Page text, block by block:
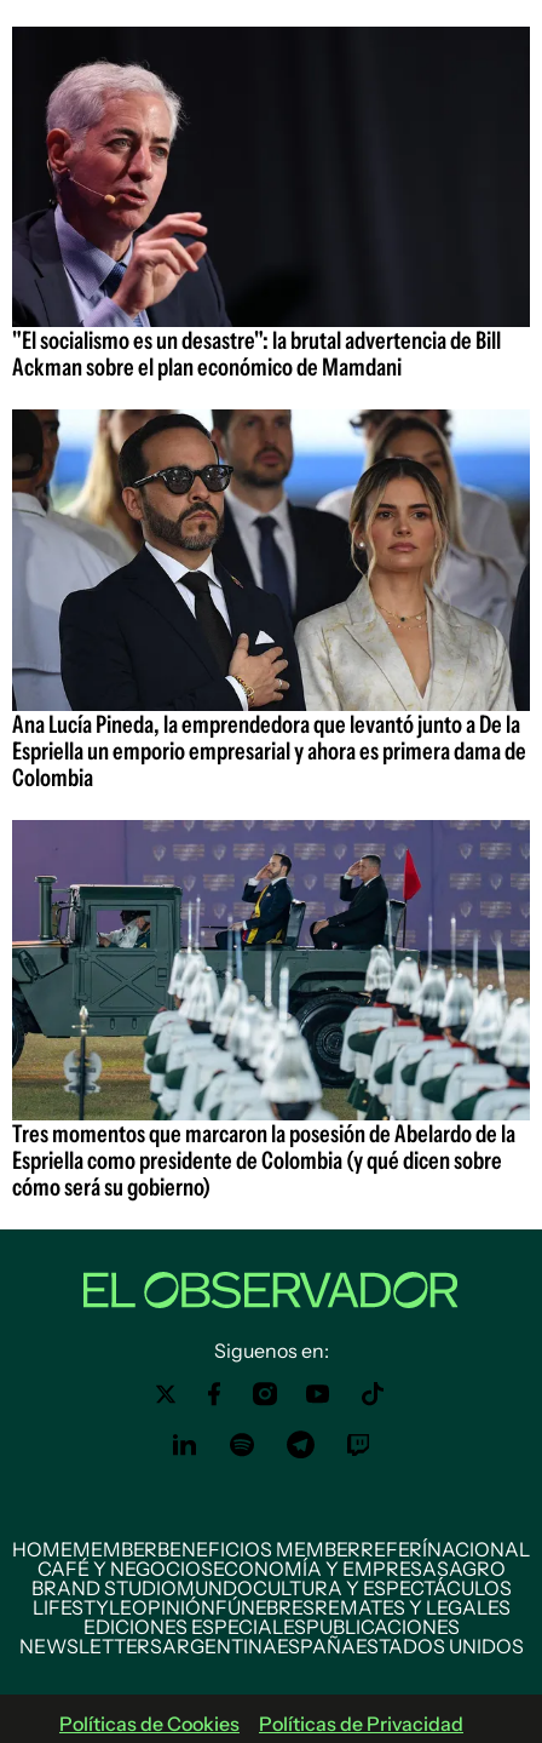
"El socialismo es un desastre": la brutal advertencia de Bill
Ackman sobre el plan económico de Mamdani
Ana Lucía Pineda, la emprendedora que levantó junto a De la
Espriella un emporio empresarial y ahora es primera dama de
Colombia
Tres momentos que marcaron la posesión de Abelardo de la
Espriella como presidente de Colombia (y qué dicen sobre
cómo será su gobierno)
Siguenos en:
HOMEMEMBERBENEFICIOS MEMBERREFERÍNACIONAL
CAFÉ Y NEGOCIOSECONOMÍA Y EMPRESASAGRO
BRAND STUDIOMUNDOCULTURA Y ESPECTÁCULOS
LIFESTYLEOPINIÓNFÚNEBRESREMATES Y LEGALES
EDICIONES ESPECIALESPUBLICACIONES
NEWSLETTERSARGENTINAESPAÑAESTADOS UNIDOS
Políticas de Cookies Políticas de Privacidad